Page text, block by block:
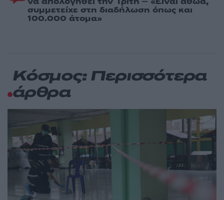
συμμετείχε στη διαδήλωση όπως και
100.000 άτομα»
Κόσμος: Περισσότερα
άρθρα